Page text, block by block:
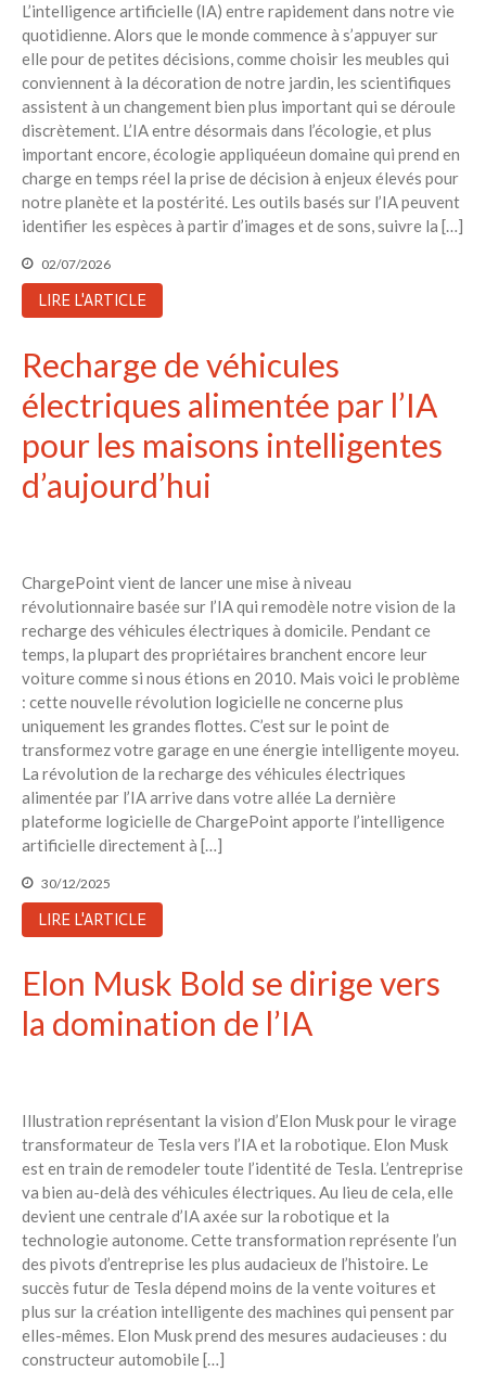
6 éco-actions faciles à prendre
avec vos enfants
Réduire les déchets : votre
guide pour les citoyens et les
électeurs
Toits verts | Association
Permaculturelle
L’intelligence artificielle pour
prédire le succès des invasions
biologiques – The Applied
Applied Ecologist
Recent Comments
Aucun commentaire à afficher.
L’intelligence artificielle (IA) entre rapidement dans notre vie
quotidienne. Alors que le monde commence à s’appuyer sur
elle pour de petites décisions, comme choisir les meubles qui
conviennent à la décoration de notre jardin, les scientifiques
assistent à un changement bien plus important qui se déroule
discrètement. L’IA entre désormais dans l’écologie, et plus
important encore, écologie appliquéeun domaine qui prend en
charge en temps réel la prise de décision à enjeux élevés pour
notre planète et la postérité. Les outils basés sur l’IA peuvent
identifier les espèces à partir d’images et de sons, suivre la […]
02/07/2026
LIRE L'ARTICLE
Recharge de véhicules
électriques alimentée par l’IA
pour les maisons intelligentes
d’aujourd’hui
ChargePoint vient de lancer une mise à niveau
révolutionnaire basée sur l’IA qui remodèle notre vision de la
recharge des véhicules électriques à domicile. Pendant ce
temps, la plupart des propriétaires branchent encore leur
voiture comme si nous étions en 2010. Mais voici le problème
: cette nouvelle révolution logicielle ne concerne plus
uniquement les grandes flottes. C’est sur le point de
transformez votre garage en une énergie intelligente moyeu.
La révolution de la recharge des véhicules électriques
alimentée par l’IA arrive dans votre allée La dernière
plateforme logicielle de ChargePoint apporte l’intelligence
artificielle directement à […]
30/12/2025
LIRE L'ARTICLE
Elon Musk Bold se dirige vers
la domination de l’IA
Illustration représentant la vision d’Elon Musk pour le virage
transformateur de Tesla vers l’IA et la robotique. Elon Musk
est en train de remodeler toute l’identité de Tesla. L’entreprise
va bien au-delà des véhicules électriques. Au lieu de cela, elle
devient une centrale d’IA axée sur la robotique et la
technologie autonome. Cette transformation représente l’un
des pivots d’entreprise les plus audacieux de l’histoire. Le
succès futur de Tesla dépend moins de la vente voitures et
plus sur la création intelligente des machines qui pensent par
elles-mêmes. Elon Musk prend des mesures audacieuses : du
constructeur automobile […]